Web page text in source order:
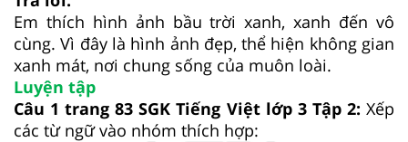
Em thích hình ảnh bầu trời xanh, xanh đến vô
cùng. Vì đây là hình ảnh đẹp, thể hiện không gian
xanh mát, nơi chung sống của muôn loài.
Luyện tập
Câu 1 trang 83 SGK Tiếng Việt lớp 3 Tập 2: Xếp
các từ ngữ vào nhóm thích hợp: